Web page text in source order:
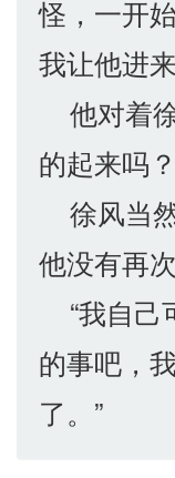
怪，一开
我让他进
他对着
的起来吗
徐风当
他没有再
“我自己
的事吧，
了。”